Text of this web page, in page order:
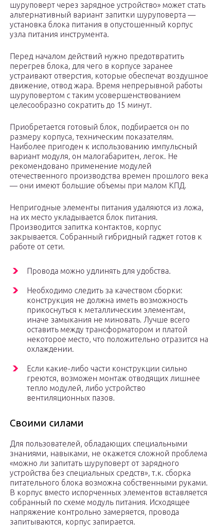
шуруповерт через зарядное устройство» может стать
альтернативный вариант запитки шуруповерта —
установка блока питания в опустошенный корпус
узла питания инструмента.
Перед началом действий нужно предотвратить
перегрев блока, для чего в корпусе заранее
устраивают отверстия, которые обеспечат воздушное
движение, отвод жара. Время непрерывной работы
шуруповертом с таким усовершенствованием
целесообразно сократить до 15 минут.
Приобретается готовый блок, подбирается он по
размеру корпуса, техническим показателям.
Наиболее пригоден к использованию импульсный
вариант модуля, он малогабаритен, легок. Не
рекомендовано применение модулей
отечественного производства времен прошлого века
— они имеют большие объемы при малом КПД.
Непригодные элементы питания удаляются из ложа,
на их место укладывается блок питания.
Производится запитка контактов, корпус
закрывается. Собранный гибридный гаджет готов к
работе от сети.
Провода можно удлинять для удобства.
Необходимо следить за качеством сборки:
конструкция не должна иметь возможность
прикоснуться к металлическим элементам,
иначе замыкания не миновать. Лучше всего
оставить между трансформатором и платой
некоторое место, что положительно отразится на
охлаждении.
Если какие-либо части конструкции сильно
греются, возможен монтаж отводящих лишнее
тепло модулей, либо устройство
вентиляционных пазов.
Своими силами
Для пользователей, обладающих специальными
знаниями, навыками, не окажется сложной проблема
«можно ли запитать шуруповерт от зарядного
устройства без специальных средств», т.к. сборка
питательного блока возможна собственными руками.
В корпус вместо испорченных элементов вставляется
собранный по схеме модуль питания. Исходящее
напряжение контрольно замеряется, провода
запитываются, корпус запирается.